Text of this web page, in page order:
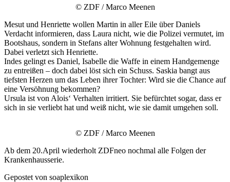
© ZDF / Marco Meenen
Mesut und Henriette wollen Martin in aller Eile über Daniels
Verdacht informieren, dass Laura nicht, wie die Polizei vermutet, im
Bootshaus, sondern in Stefans alter Wohnung festgehalten wird.
Dabei verletzt sich Henriette.
Indes gelingt es Daniel, Isabelle die Waffe in einem Handgemenge
zu entreißen – doch dabei löst sich ein Schuss. Saskia bangt aus
tiefsten Herzen um das Leben ihrer Tochter: Wird sie die Chance auf
eine Versöhnung bekommen?
Ursula ist von Alois‘ Verhalten irritiert. Sie befürchtet sogar, dass er
sich in sie verliebt hat und weiß nicht, wie sie damit umgehen soll.
© ZDF / Marco Meenen
Ab dem 20.April wiederholt ZDFneo nochmal alle Folgen der
Krankenhausserie.
Gepostet von soaplexikon